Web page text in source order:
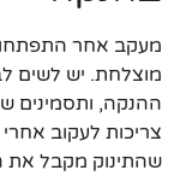
מעקב אחר
מוצלחת. יש לשים
ההנקה, ותסמינים
צריכות לעקוב
שהתינוק מקבל את